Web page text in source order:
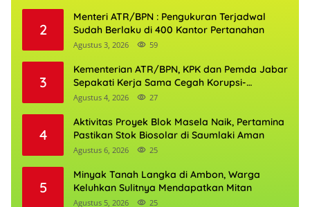
2
Menteri ATR/BPN : Pengukuran Terjadwal
Sudah Berlaku di 400 Kantor Pertanahan
Agustus 3, 2026 59
3
Kementerian ATR/BPN, KPK dan Pemda Jabar
Sepakati Kerja Sama Cegah Korupsi-
Penguatan Ekonomi
Agustus 4, 2026 27
4
Aktivitas Proyek Blok Masela Naik, Pertamina
Pastikan Stok Biosolar di Saumlaki Aman
Agustus 6, 2026 25
5
Minyak Tanah Langka di Ambon, Warga
Keluhkan Sulitnya Mendapatkan Mitan
Agustus 5, 2026 25